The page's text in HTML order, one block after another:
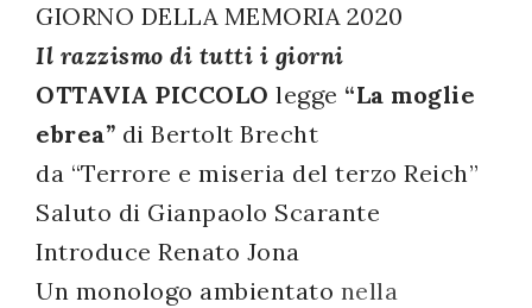
GIORNO DELLA MEMORIA 2020
Il razzismo di tutti i giorni
OTTAVIA PICCOLO legge “La moglie
ebrea” di Bertolt Brecht
da “Terrore e miseria del terzo Reich”
Saluto di Gianpaolo Scarante
Introduce Renato Jona
Un monologo ambientato nella
Registrazione
avvenuta con
successo!